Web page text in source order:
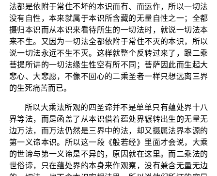
法都是依附于常住不坏的本识而有、而运作，所以一切法
没有自性，本来就属于本识所含藏的无量自性之一；全都
摄归本识而从本识来看待所生的一切法时，就说一切法本
来不生。又因为一切法全都依附于常住不灭的本识，所以
说一切法永远不生不灭。这样就整个反转过来了，跟二乘
菩提所讲的一切法缘生性空有所不同；菩萨因此而生起大
悲心、大悲愿，不像不回心的二乘圣者一样只想远离三界
的生死痛苦而已。
所以大乘法所观的四圣谛并不是单单只有蕴处界十八
界等法，而是函盖了从本识借着蕴处界辗转出生的无量无
边万法，而万法仍然是三界中的法，却又摄属法界本源的
第一义谛本识。所以这一段《般若经》里面才会说，大乘
的世谛与第一义谛是不异的，原因就在这里。而二乘法的
世俗谛，只在蕴处界的本身来作观察，没有兼含无量无边